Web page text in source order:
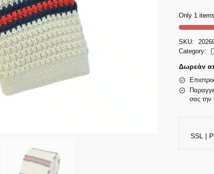
Only 1
SKU:
Category:
Δωρεάν
σας την
SSL |